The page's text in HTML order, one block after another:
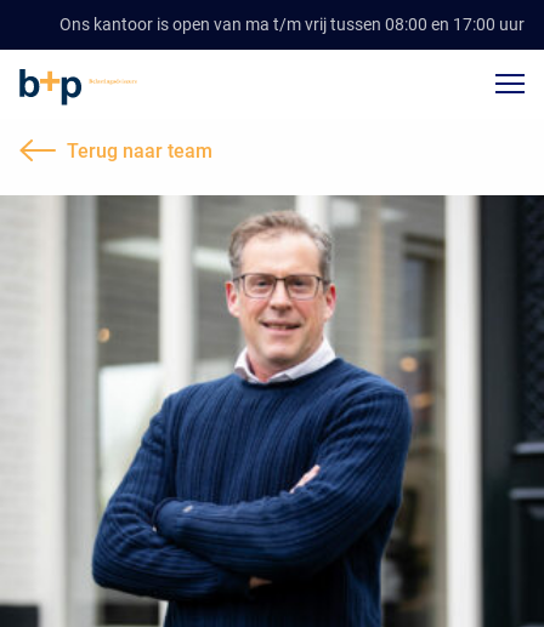
Ons kantoor is open van ma t/m vrij tussen 08:00 en 17:00 uur
Terug naar team